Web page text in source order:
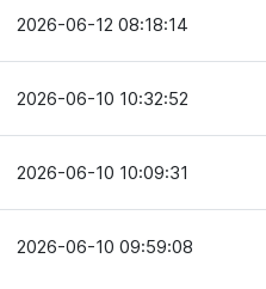
2026-06-12 08:18:14
2026-06-10 10:32:52
2026-06-10 10:09:31
2026-06-10 09:59:08